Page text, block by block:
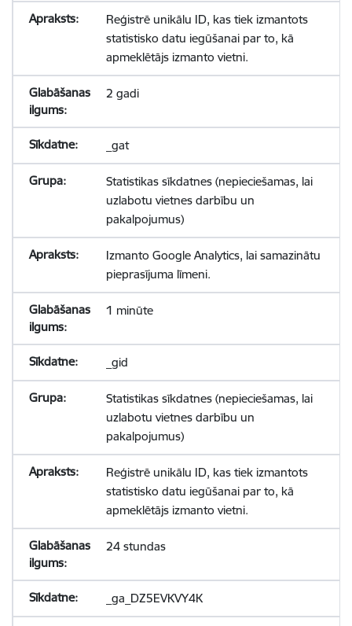
Reģistrē unikālu ID, kas tiek izmantots
statistisko datu iegūšanai par to, kā
apmeklētājs izmanto vietni.
2 gadi
_gat
Statistikas sīkdatnes (nepieciešamas, lai
uzlabotu vietnes darbību un
pakalpojumus)
Izmanto Google Analytics, lai samazinātu
pieprasījuma līmeni.
1 minūte
_gid
Statistikas sīkdatnes (nepieciešamas, lai
uzlabotu vietnes darbību un
pakalpojumus)
Reģistrē unikālu ID, kas tiek izmantots
statistisko datu iegūšanai par to, kā
apmeklētājs izmanto vietni.
24 stundas
_ga_DZ5EVKVY4K